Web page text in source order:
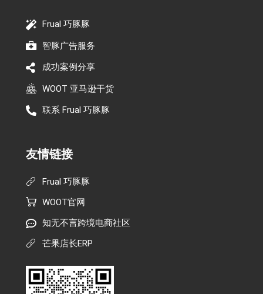
Frual 巧豚豚
智豚广告服务
成功案例分享
WOOT 亚马逊干货
联系 Frual 巧豚豚
友情链接
Frual 巧豚豚
WOOT官网
知无不言跨境电商社区
芒果店长ERP